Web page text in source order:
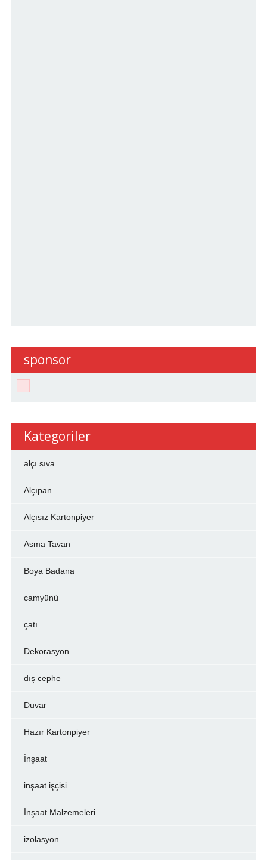
sponsor
Kategoriler
alçı sıva
Alçıpan
Alçısız Kartonpiyer
Asma Tavan
Boya Badana
camyünü
çatı
Dekorasyon
dış cephe
Duvar
Hazır Kartonpiyer
İnşaat
inşaat işçisi
İnşaat Malzemeleri
izolasyon